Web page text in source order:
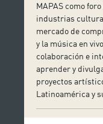
MAPAS como
industrias
mercado de
y la música en
colaboración e
aprender y
proyectos
Latinoamérica y